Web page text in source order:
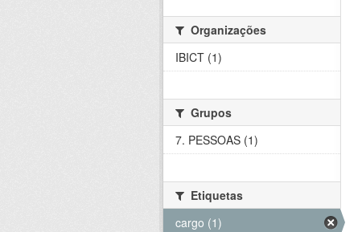
Organizações
IBICT (1)
Grupos
7. PESSOAS (1)
Etiquetas
cargo (1)